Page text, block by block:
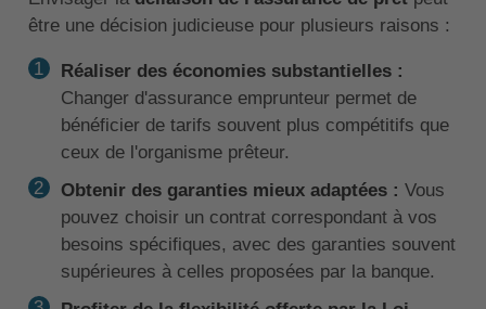
être une décision judicieuse pour plusieurs raisons :
Réaliser des économies substantielles :
Changer d'assurance emprunteur permet de
bénéficier de tarifs souvent plus compétitifs que
ceux de l'organisme prêteur.
Obtenir des garanties mieux adaptées : Vous
pouvez choisir un contrat correspondant à vos
besoins spécifiques, avec des garanties souvent
supérieures à celles proposées par la banque.